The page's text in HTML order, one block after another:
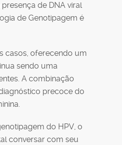
de DNA viral
de Genotipagem é
casos, oferecendo um
sendo uma
A combinação
precoce do
do HPV, o
conversar com seu